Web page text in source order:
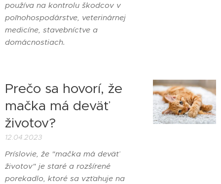
používa na kontrolu škodcov v
poľnohospodárstve, veterinárnej
medicíne, stavebníctve a
domácnostiach.
Prečo sa hovorí, že
mačka má deväť
životov?
12.04.2023
Príslovie, že "mačka má deväť
životov" je staré a rozšírené
porekadlo, ktoré sa vzťahuje na